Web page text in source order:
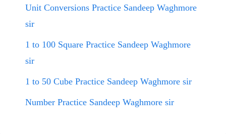
Unit Conversions Practice Sandeep Waghmore
sir
1 to 100 Square Practice Sandeep Waghmore
sir
1 to 50 Cube Practice Sandeep Waghmore sir
Number Practice Sandeep Waghmore sir